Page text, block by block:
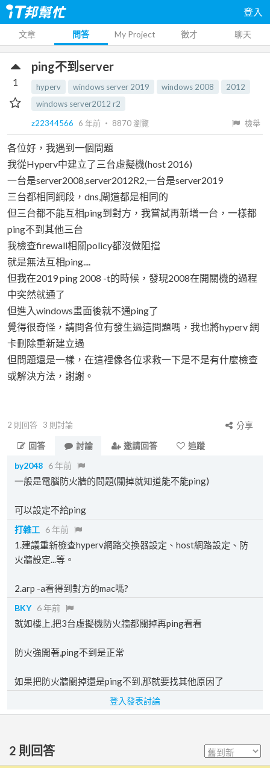
登入
文章 問答 My Project 徵才 聊天
ping不到server
hyperv windows server 2019 windows 2008
2012
windows server2012 r2
z22344566
6 年前 ‧ 8870瀏覽 檢舉
1
各位好，我遇到一個問題
我從Hyperv中建立了三台虛擬機(host 2016)
一台是server2008,server2012R2,一台是server2019
三台都相同網段，dns,閘道都是相同的
但三台都不能互相ping到對方，我嘗試再新增一台，一樣都
ping不到其他三台
我檢查firewall相關policy都沒做阻擋
就是無法互相ping....
但我在2019 ping 2008 -t的時候，發現2008在開關機的過程
中突然就通了
但進入windows畫面後就不通ping了
覺得很奇怪，請問各位有發生過這問題嗎，我也將hyperv 網
卡刪除重新建立過
但問題還是一樣，在這裡像各位求救一下是不是有什麼檢查
或解決方法，謝謝。
2 則回答 3 則討論
分享
回答
討論 邀請回答
追蹤
by2048 6 年前
一般是電腦防火牆的問題(關掉就知道能不能ping)
可以設定不給ping
打雜工 6 年前
1.建議重新檢查hyperv網路交換器設定、host網路設定、防
火牆設定...等。
2.arp -a看得到對方的mac嗎?
BKY 6 年前
就如樓上,把3台虛擬機防火牆都關掉再ping看看
防火強開著,ping不到是正常
如果把防火牆關掉還是ping不到,那就要找其他原因了
登入發表討論
2 則回答